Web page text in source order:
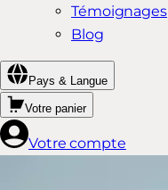
Témoignages
Blog
Pays & Langue
Votre panier
Votre compte